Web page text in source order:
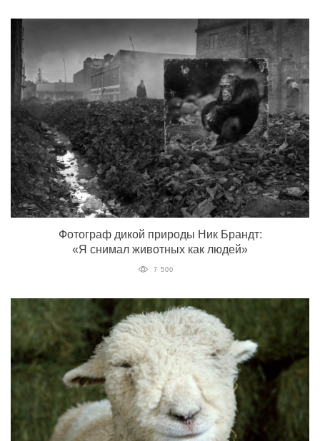
Фотограф дикой природы Ник Брандт:
«Я снимал животных как людей»
7 500